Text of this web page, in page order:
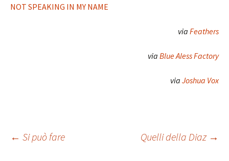
NOT SPEAKING IN MY NAME
via Feathers
via Blue Aless Factory
via Joshua Vox
Navigazione
← Si può fare Quelli della Diaz →